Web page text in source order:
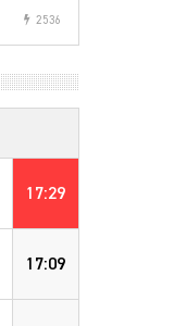
2536
17:29
17:09